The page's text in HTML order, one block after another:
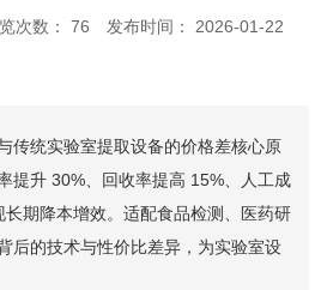
次数： 76 发布时间： 2026-01-22
传统实验室提取设备的价格差核心原
提升 30%、回收率提高 15%、人工成
期降本增效。适配食品检测、医药研
后的技术与性价比差异，为实验室设